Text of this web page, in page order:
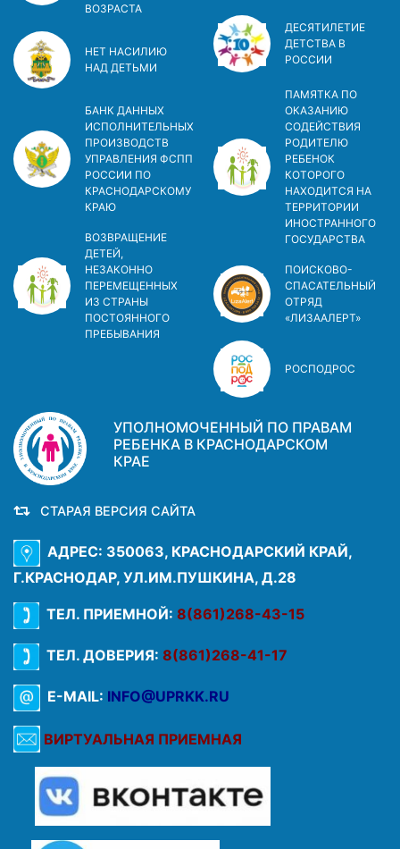
ВОЗРАСТА
НЕТ НАСИЛИЮ
НАД ДЕТЬМИ
БАНК ДАННЫХ
ИСПОЛНИТЕЛЬНЫХ
ПРОИЗВОДСТВ
УПРАВЛЕНИЯ ФСПП
РОССИИ ПО
КРАСНОДАРСКОМУ
КРАЮ
ВОЗВРАЩЕНИЕ
ДЕТЕЙ,
НЕЗАКОННО
ПЕРЕМЕЩЕННЫХ
ИЗ СТРАНЫ
ПОСТОЯННОГО
ПРЕБЫВАНИЯ
ДЕСЯТИЛЕТИЕ
ДЕТСТВА В
РОСCИИ
ПАМЯТКА ПО
ОКАЗАНИЮ
СОДЕЙСТВИЯ
РОДИТЕЛЮ
РЕБЕНОК
КОТОРОГО
НАХОДИТСЯ НА
ТЕРРИТОРИИ
ИНОСТРАННОГО
ГОСУДАРСТВА
ПОИСКОВО-
СПАСАТЕЛЬНЫЙ
ОТРЯД
«ЛИЗААЛЕРТ»
РОСПОДРОС
УПОЛНОМОЧЕННЫЙ ПО ПРАВАМ
РЕБЕНКА В КРАСНОДАРСКОМ
КРАЕ
СТАРАЯ ВЕРСИЯ САЙТА
АДРЕС: 350063, КРАСНОДАРСКИЙ КРАЙ,
Г.КРАСНОДАР, УЛ.ИМ.ПУШКИНА, Д.28
ТЕЛ. ПРИЕМНОЙ: 8(861)268-43-15
ТЕЛ. ДОВЕРИЯ: 8(861)268-41-17
E-MAIL: INFO@UPRKK.RU
ВИРТУАЛЬНАЯ ПРИЕМНАЯ